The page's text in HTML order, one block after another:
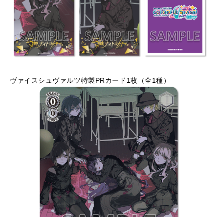
ヴァイスシュヴァルツ特製PRカード1枚（全1種）